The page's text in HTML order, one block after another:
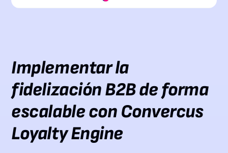
Implementar la
fidelización B2B de forma
escalable con Convercus
Loyalty Engine